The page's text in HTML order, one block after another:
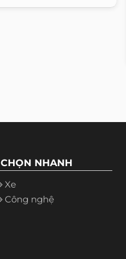
CHỌN NHANH
Xe
Công nghệ